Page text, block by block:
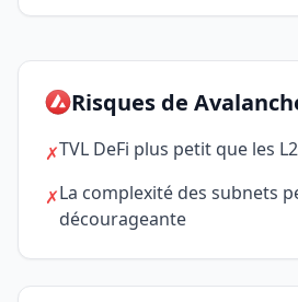
Risques de
✗TVL DeFi plus petit que les
✗La complexité des subnets
décourageante